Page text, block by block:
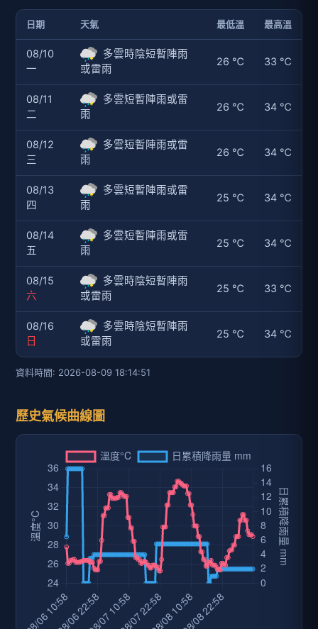
日期 天氣 最低溫 最高溫
08/10
一
多雲時陰短暫陣雨
或雷雨
26 ℃ 33 ℃
08/11
二
多雲短暫陣雨或雷
雨
26 ℃ 34 ℃
08/12
三
多雲短暫陣雨或雷
雨
26 ℃ 34 ℃
08/13
四
多雲短暫陣雨或雷
雨
25 ℃ 34 ℃
08/14
五
多雲短暫陣雨或雷
雨
25 ℃ 34 ℃
08/15
六
多雲時陰短暫陣雨
或雷雨
25 ℃ 33 ℃
08/16
日
多雲時陰短暫陣雨
或雷雨
25 ℃ 34 ℃
資料時間: 2026-08-09 18:14:51
歷史氣候曲線圖